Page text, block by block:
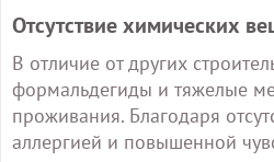
Отсутствие химических
В отличие от других
формальдегиды и тяжелые
проживания. Благодаря
аллергией и повышенной